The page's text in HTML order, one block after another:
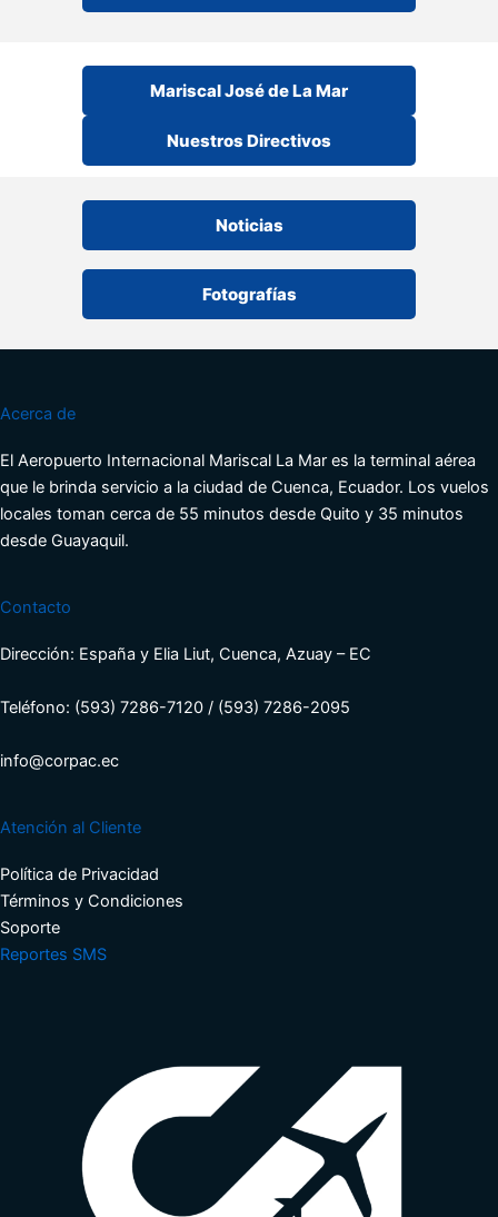
Mariscal José de La Mar
Nuestros Directivos
Noticias
Fotografías
Acerca de
El Aeropuerto Internacional Mariscal La Mar es la terminal aérea
que le brinda servicio a la ciudad de Cuenca, Ecuador. Los vuelos
locales toman cerca de 55 minutos desde Quito y 35 minutos
desde Guayaquil.
Contacto
Dirección: España y Elia Liut, Cuenca, Azuay – EC
Teléfono: (593) 7286-7120 / (593) 7286-2095
info@corpac.ec
Atención al Cliente
Política de Privacidad
Términos y Condiciones​
Soporte​
Reportes SMS